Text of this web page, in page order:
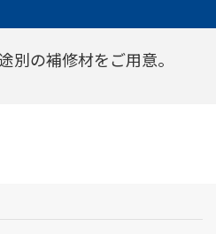
の補修材をご用意。